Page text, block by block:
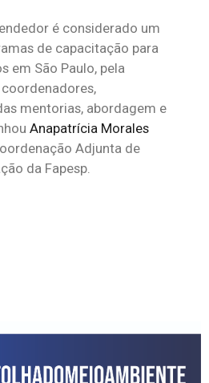
é considerado um
de capacitação para
em São Paulo, pela
mentorias, abordagem e
Anapatrícia Morales
Adjunta de
da Fapesp.